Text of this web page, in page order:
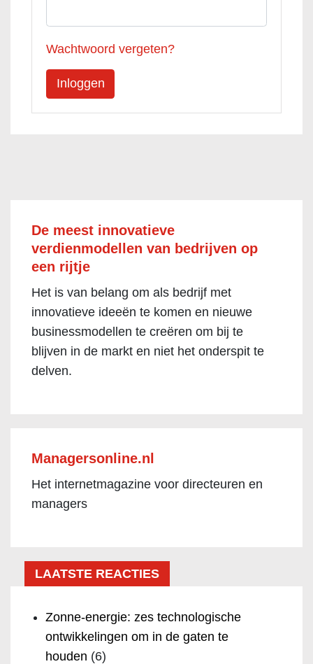
Wachtwoord vergeten?
De meest innovatieve
verdienmodellen van bedrijven op
een rijtje
Het is van belang om als bedrijf met
innovatieve ideeën te komen en nieuwe
businessmodellen te creëren om bij te
blijven in de markt en niet het onderspit te
delven.
Managersonline.nl
Het internetmagazine voor directeuren en
managers
LAATSTE REACTIES
Zonne-energie: zes technologische
ontwikkelingen om in de gaten te
houden (6)